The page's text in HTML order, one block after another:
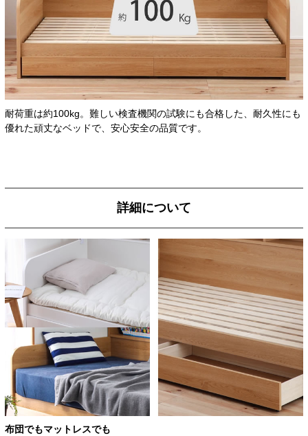
耐荷重は約100kg。難しい検査機関の試験にも合格した、耐久性にも
優れた頑丈なベッドで、安心安全の品質です。
詳細について
布団でもマットレスでも